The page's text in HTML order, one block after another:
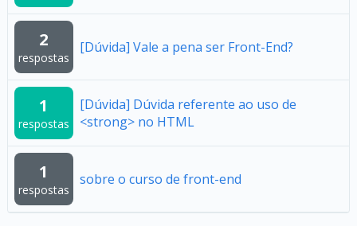
2
respostas
[Dúvida] Vale a pena ser Front-End?
1
respostas
[Dúvida] Dúvida referente ao uso de
<strong> no HTML
1
respostas
sobre o curso de front-end